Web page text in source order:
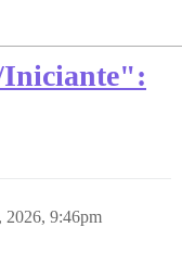
Iniciante":
2026, 9:46pm